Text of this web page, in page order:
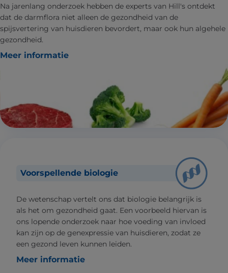
Na jarenlang onderzoek hebben de experts van Hill's ontdekt
dat de darmflora niet alleen de gezondheid van de
spijsvertering van huisdieren bevordert, maar ook hun algehele
gezondheid.
Meer informatie
Voorspellende biologie
De wetenschap vertelt ons dat biologie belangrijk is
als het om gezondheid gaat. Een voorbeeld hiervan is
ons lopende onderzoek naar hoe voeding van invloed
kan zijn op de genexpressie van huisdieren, zodat ze
een gezond leven kunnen leiden.
Meer informatie